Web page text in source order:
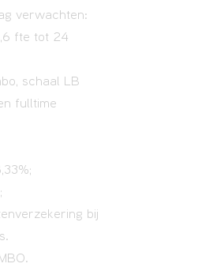
verwachten:
fte tot 24
schaal LB
fulltime
bij